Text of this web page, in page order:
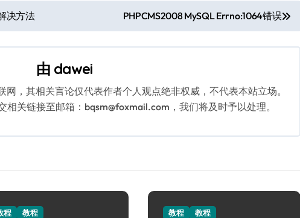
决方法 PHPCMS2008 MySQL Errno:1064错误
由 dawei
网，其相关言论仅代表作者个人观点绝非权威，不代表本站立场。
关链接至邮箱：bqsm@foxmail.com，我们将及时予以处理。
程 教程 教程 教程